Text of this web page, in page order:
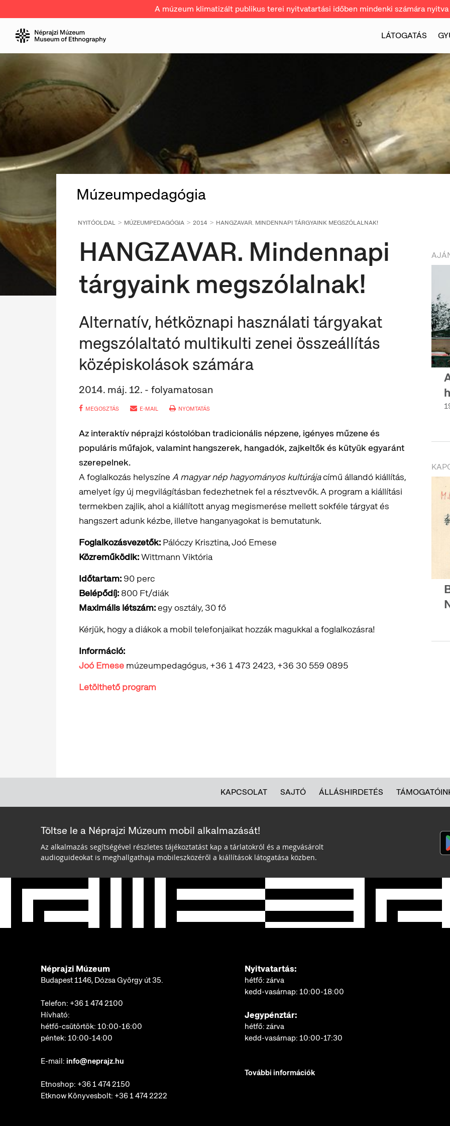
A múzeum klimatizált publikus terei nyitvatartási időben mindenki számára nyitva
LÁTOGATÁS
Múzeumpedagógia
NYITÓOLDAL MÚZEUMPEDAGÓGIA 2014 HANGZAVAR. MINDENNAPI TÁRGYAINK MEGSZÓLALNAK!
HANGZAVAR. Mindennapi
tárgyaink megszólalnak!
Alternatív, hétköznapi használati tárgyakat
megszólaltató multikulti zenei összeállítás
középiskolások számára
2014. máj. 12. - folyamatosan
MEGOSZTÁS E-MAIL NYOMTATÁS
Az interaktív néprajzi kóstolóban tradicionális népzene, igényes műzene és
populáris műfajok, valamint hangszerek, hangadók, zajkeltők és kütyük egyaránt
szerepelnek.
A foglalkozás helyszíne A magyar nép hagyományos kultúrájacímű állandó kiállítás,
amelyet így új megvilágításban fedezhetnek fel a résztvevők. A program a kiállítási
termekben zajlik, ahol a kiállított anyag megismerése mellett sokféle tárgyat és
hangszert adunk kézbe, illetve hanganyagokat is bemutatunk.
Foglalkozásvezetők: Pálóczy Krisztina, Joó Emese
Közreműködik:Wittmann Viktória
Időtartam: 90 perc
Belépődíj: 800 Ft/diák
Maximális létszám:egy osztály, 30 fő
Kérjük, hogy a diákok a mobil telefonjaikat hozzák magukkal a foglalkozásra!
Információ:
Joó Emese múzeumpedagógus, +36 1 473 2423, +36 30 559 0895
Letölthető program
KAPCSOLAT SAJTÓ ÁLLÁSHIRDETÉS
Töltse le a Néprajzi Múzeum mobil alkalmazását!
Az alkalmazás segítségével részletes tájékoztatást kap a tárlatokról és a megvásárolt
audioguideokat is meghallgathaja mobileszközéről a kiállítások látogatása közben.
Néprajzi Múzeum
Budapest 1146, Dózsa György út 35.
Telefon: +36 1 474 2100
Hívható:
hétfő-csütörtök: 10:00-16:00
péntek: 10:00-14:00
E-mail: info@neprajz.hu
Etnoshop: +36 1 474 2150
Etknow Könyvesbolt: +36 1 474 2222
Nyitvatartás:
hétfő: zárva
kedd-vasárnap: 10:00-18:00
Jegypénztár:
hétfő: zárva
kedd-vasárnap: 10:00-17:30
További információk